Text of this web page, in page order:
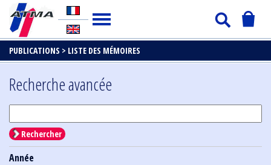
PUBLICATIONS > LISTE DES MÉMOIRES
Recherche avancée
Rechercher
Année